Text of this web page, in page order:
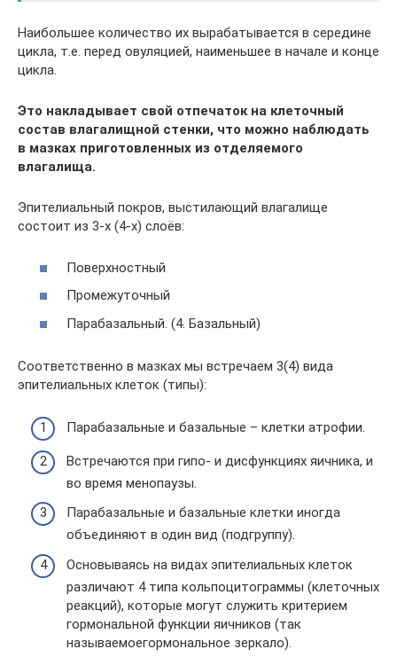
Наибольшее количество их вырабатывается в середине
цикла, т.е. перед овуляцией, наименьшее в начале и конце
цикла.
Это накладывает свой отпечаток на клеточный
состав влагалищной стенки, что можно наблюдать
в мазках приготовленных из отделяемого
влагалища.
Эпителиальный покров, выстилающий влагалище
состоит из 3-х (4-х) слоёв:
Поверхностный
Промежуточный
Парабазальный. (4. Базальный)
Соответственно в мазках мы встречаем 3(4) вида
эпителиальных клеток (типы):
Парабазальные и базальные – клетки атрофии.
Встречаются при гипо- и дисфункциях яичника, и
во время менопаузы.
Парабазальные и базальные клетки иногда
объединяют в один вид (подгруппу).
Основываясь на видах эпителиальных клеток
различают 4 типа кольпоцитограммы (клеточных
реакций), которые могут служить критерием
гормональной функции яичников (так
называемоегормональное зеркало).